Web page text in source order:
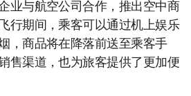
业与航空公司合作，推出空中商
行期间，乘客可以通过机上娱乐
，商品将在降落前送至乘客手
售渠道，也为旅客提供了更加便